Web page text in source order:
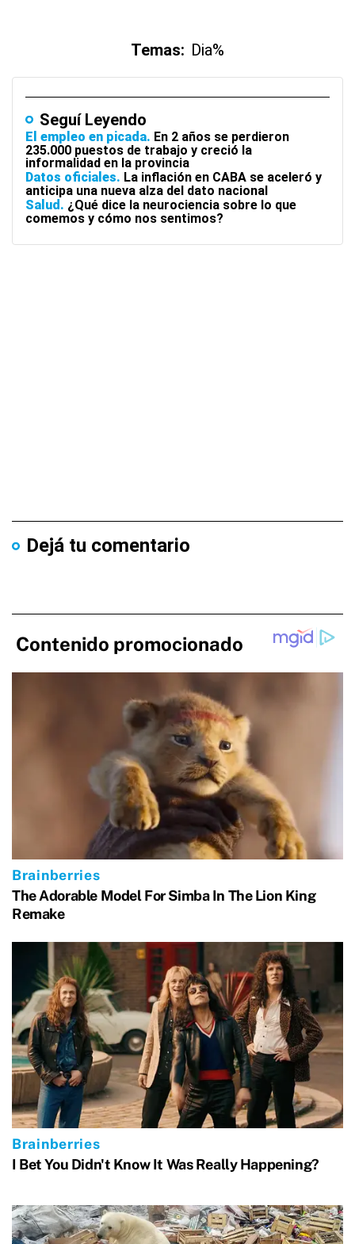
Temas: Dia%
Seguí Leyendo
El empleo en picada En 2 años se perdieron
235.000 puestos de trabajo y creció la
informalidad en la provincia
Datos oficiales La inflación en CABA se aceleró y
anticipa una nueva alza del dato nacional
Salud
¿Qué dice la neurociencia sobre lo que
comemos y cómo nos sentimos?
Dejá tu comentario